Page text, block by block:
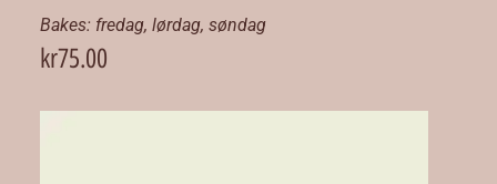
Bakes: fredag, lørdag, søndag
kr75.00